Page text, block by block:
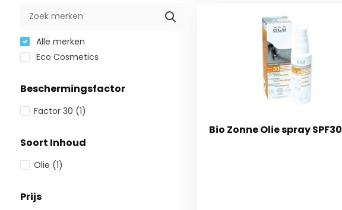
Alle merken
Eco Cosmetics
Beschermingsfactor
Factor 30 (1)
Soort Inhoud
Olie (1)
Prijs
Bio Zonne Olie spray SPF30